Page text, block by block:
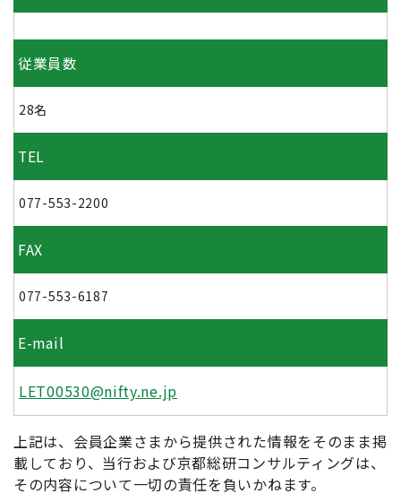
従業員数
28名
TEL
077-553-2200
FAX
077-553-6187
E-mail
LET00530@nifty.ne.jp
上記は、会員企業さまから提供された情報をそのまま掲
載しており、当行および京都総研コンサルティングは、
その内容について一切の責任を負いかねます。